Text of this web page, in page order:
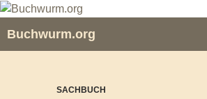
Zum
springen
Buchwurm.org
SACHBUCH